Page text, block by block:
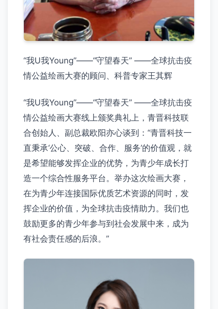
“我U我Young”——“守望春天” ——全球抗击疫
情公益绘画大赛的顾问、科普专家王其辉
“我U我Young”——“守望春天” ——全球抗击疫
情公益绘画大赛线上颁奖典礼上，青晋科技联
合创始人、副总裁欧阳亦心谈到：“青晋科技一
直秉承‘公心、突破、合作、服务’的价值观，就
是希望能够发挥企业的优势，为青少年成长打
造一个综合性服务平台。举办这次绘画大赛，
在为青少年连接国际优质艺术资源的同时，发
挥企业的价值，为全球抗击疫情助力。我们也
鼓励更多的青少年参与到社会发展中来，成为
有社会责任感的后浪。”